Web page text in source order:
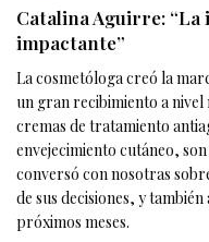
Catalina Aguirre: “La
impactante”
La cosmetóloga creó la
un gran recibimiento a nivel
cremas de tratamiento
envejecimiento cutáneo,
conversó con nosotras
de sus decisiones, y
próximos meses.